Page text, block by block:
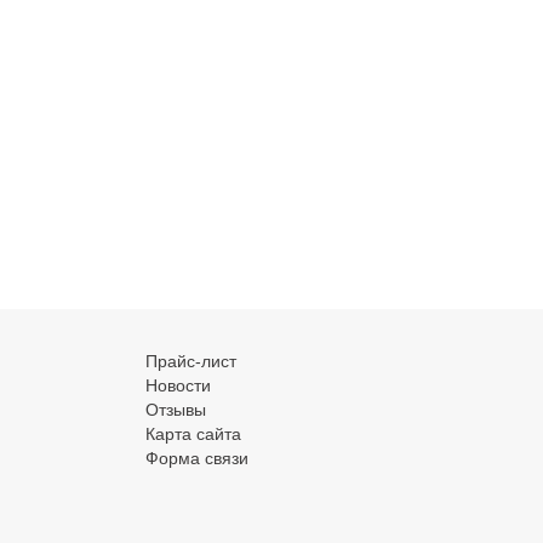
Прайс-лист
Новости
Отзывы
Карта сайта
Форма связи